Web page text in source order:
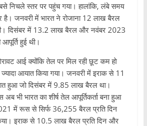
निचले स्तर पर पहुंच गया। हालांकि, लंबे समय
है। जनवरी में भारत ने रोजाना 12 लाख बैरल
दिसंबर में 13.2 लाख बैरल और नवंबर 2023
हुई थी।
आई क्योंकि तेल पर मिल रही छूट कम हो
आयात किया गया। जनवरी में इराक से 11
हुआ जो दिसंबर में 9.85 लाख बैरल था।
भी भारत का शीर्ष तेल आपूर्तिकर्ता बना हुआ
में रूस से सिर्फ 36,255 बैरल प्रति दिन
इराक से 10.5 लाख बैरल प्रति दिन और